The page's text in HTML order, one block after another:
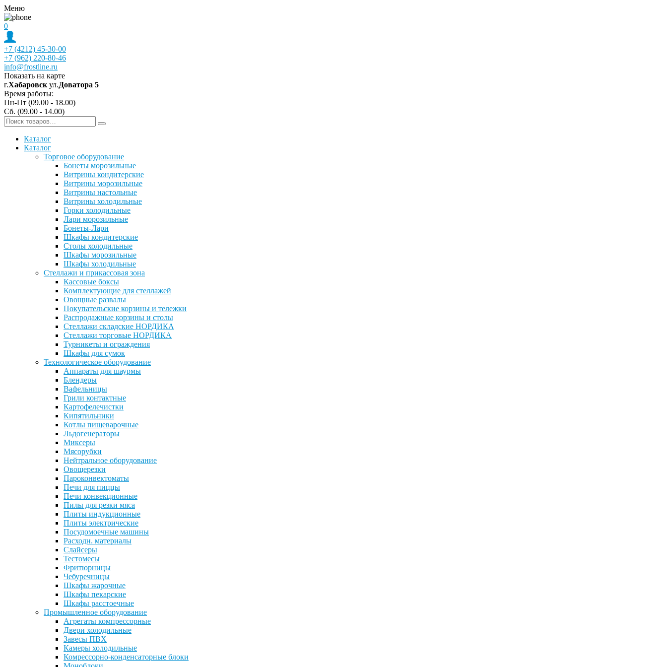
Меню
0
+7 (4212) 45-30-00
+7 (962) 220-80-46
info@frostline.ru
Показать на карте
г.Хабаровск ул.Доватора 5
Время работы:
Пн-Пт (09.00 - 18.00)
Сб. (09.00 - 14.00)
Каталог
Каталог
Торговое оборудование
Бонеты морозильные
Витрины кондитерские
Витрины морозильные
Витрины настольные
Витрины холодильные
Горки холодильные
Лари морозильные
Бонеты-Лари
Шкафы кондитерские
Столы холодильные
Шкафы морозильные
Шкафы холодильные
Стеллажи и прикассовая зона
Кассовые боксы
Комплектующие для стеллажей
Овощные развалы
Покупательские корзины и тележки
Распродажные корзины и столы
Стеллажи складские НОРДИКА
Стеллажи торговые НОРДИКА
Турникеты и ограждения
Шкафы для сумок
Технологическое оборудование
Аппараты для шаурмы
Блендеры
Вафельницы
Грили контактные
Картофелечистки
Кипятильники
Котлы пищеварочные
Льдогенераторы
Миксеры
Мясорубки
Нейтральное оборудование
Овощерезки
Пароконвектоматы
Печи для пиццы
Печи конвекционные
Пилы для резки мяса
Плиты индукционные
Плиты электрические
Посудомоечные машины
Расходн. материалы
Слайсеры
Тестомесы
Фритюрницы
Чебуречницы
Шкафы жарочные
Шкафы пекарские
Шкафы расстоечные
Промышленное оборудование
Агрегаты компрессорные
Двери холодильные
Завесы ПВХ
Камеры холодильные
Комрессорно-конденсаторные блоки